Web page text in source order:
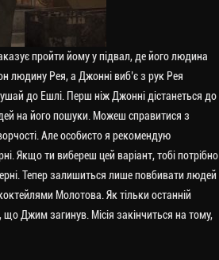
пройти йому у підвал, де його людина
людину Рея, а Джонні виб’є з рук Рея
до Ешлі. Перш ніж Джонні дістанеться до
на його пошуки. Можеш справитися з
Але особисто я рекомендую
Якщо ти вибереш цей варіант, тобі потрібно
Тепер залишиться лише повбивати людей
Молотова. Як тільки останній
Джим загинув. Місія закінчиться на тому,